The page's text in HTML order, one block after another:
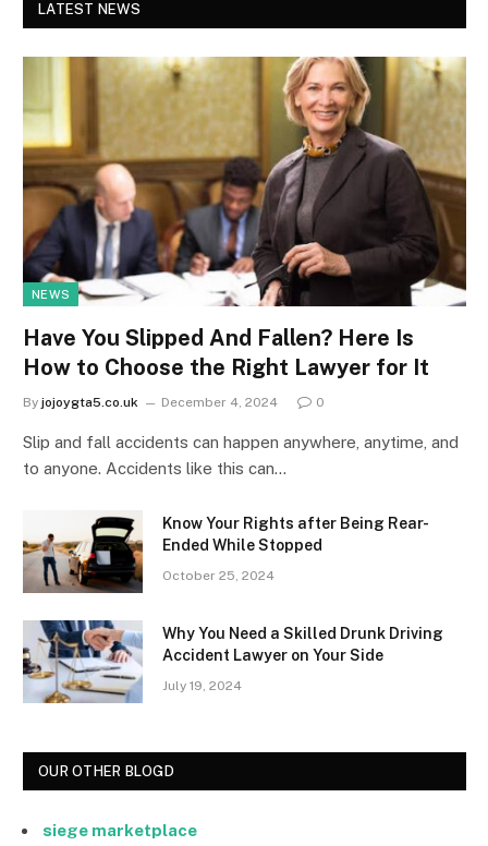
LATEST NEWS
NEWS
Have You Slipped And Fallen? Here Is
How to Choose the Right Lawyer for It
By jojoygta5.co.uk December 4, 2024 0
Slip and fall accidents can happen anywhere, anytime, and
to anyone. Accidents like this can…
Know Your Rights after Being Rear-
Ended While Stopped
October 25, 2024
Why You Need a Skilled Drunk Driving
Accident Lawyer on Your Side
July 19, 2024
OUR OTHER BLOGD
siege marketplace